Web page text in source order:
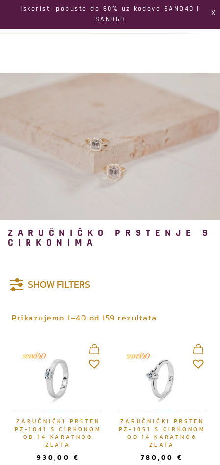
Iskoristi popuste do 60% uz kodove SAND40 i
SAND60
X
Izbornik
Profil Pretraga
ZARUČNIČKO PRSTENJE S
CIRKONIMA
SHOW FILTERS
Prikazujemo 1–40 od 159 rezultata
d
a
n
o
p
o
n
a
j
ZARUČNIČKI PRSTEN
PZ-1041 S CIRKONOM
OD 14 KARATNOG
ZLATA
930,00 €
ZARUČNIČKI PRSTEN
PZ-1051 S CIRKONOM
OD 14 KARATNOG
ZLATA
780,00 €